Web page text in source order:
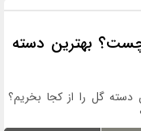
بهترین دسته
گل را از کجا بخریم؟